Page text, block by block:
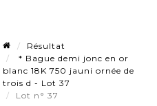
Résultat
* Bague demi jonc en or
blanc 18K 750 jauni ornée de
trois d - Lot 37
Lot n° 37